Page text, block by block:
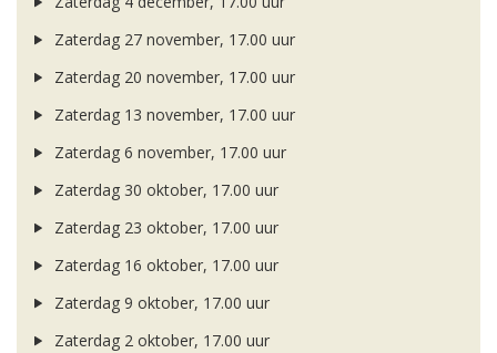
Zaterdag 27 november, 17.00 uur
Zaterdag 20 november, 17.00 uur
Zaterdag 13 november, 17.00 uur
Zaterdag 6 november, 17.00 uur
Zaterdag 30 oktober, 17.00 uur
Zaterdag 23 oktober, 17.00 uur
Zaterdag 16 oktober, 17.00 uur
Zaterdag 9 oktober, 17.00 uur
Zaterdag 2 oktober, 17.00 uur